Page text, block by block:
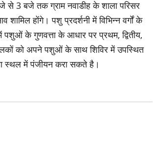
से 3 बजे तक ग्राम नवाडीह के शाला परिसर
होंगे। पशु प्रदर्शनी में विभिन्न वर्गों के
के गुणवत्ता के आधार पर प्रथम, द्वितीय,
को अपने पशुओं के साथ शिविर में उपस्थित
स्थल में पंजीयन करा सकते है।